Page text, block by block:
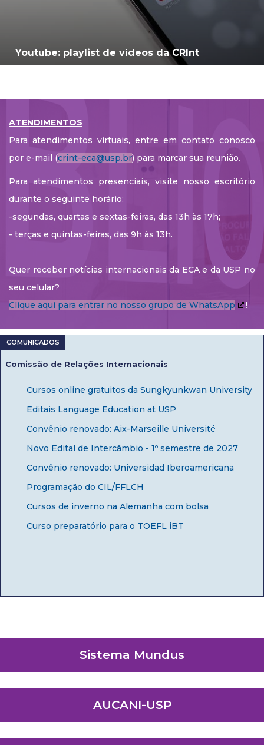
Youtube: playlist de vídeos da CRInt
ATENDIMENTOS
Para atendimentos virtuais, entre em contato conosco
por e-mail (crint-eca@usp.br) para marcar sua reunião.
Para atendimentos presenciais, visite nosso escritório
durante o seguinte horário:
-segundas, quartas e sextas-feiras, das 13h às 17h;
- terças e quintas-feiras, das 9h às 13h.
Quer receber notícias internacionais da ECA e da USP no
seu celular?
Clique aqui para entrar no nosso grupo de WhatsApp
!
Comissão de Relações Internacionais
Cursos online gratuitos da Sungkyunkwan University
Editais Language Education at USP
Convênio renovado: Aix-Marseille Université
Novo Edital de Intercâmbio - 1º semestre de 2027
Convênio renovado: Universidad Iberoamericana
Programação do CIL/FFLCH
Cursos de inverno na Alemanha com bolsa
Curso preparatório para o TOEFL iBT
Sistema Mundus
AUCANI-USP